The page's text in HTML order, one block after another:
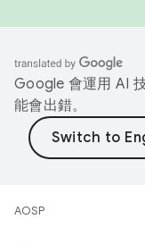
Google 會運用 AI
能會出錯。
AOSP